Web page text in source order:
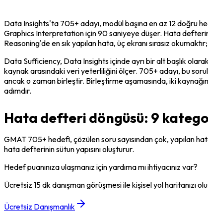
Data Insights'ta 705+ adayı, modül başına en az 12 doğru
Graphics Interpretation için 90 saniyeye düşer. Hata
Reasoning'de en sık yapılan hata, üç ekranı sırasız
Data Sufficiency, Data Insights içinde ayrı bir alt başlık
kaynak arasındaki veri yeterliliğini ölçer. 705+ adayı, bu
ancak o zaman birleştir. Birleştirme aşamasında, iki
adımdır.
Hata defteri döngüsü: 9
GMAT 705+ hedefi, çözülen soru sayısından çok, yapılan
hata defterinin sütun yapısını oluşturur.
Hedef puanınıza ulaşmanız için yardıma mı ihtiyacınız var?
Ücretsiz 15 dk danışman görüşmesi ile kişisel yol haritanızı
Ücretsiz Danışmanlık